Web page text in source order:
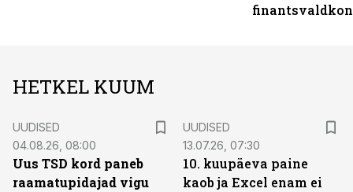
HETKEL KUUM
UUDISED
04.08.26, 08:00
Uus TSD kord paneb
raamatupidajad vigu
UUDISED
13.07.26, 07:30
10. kuupäeva paine
kaob ja Excel enam ei